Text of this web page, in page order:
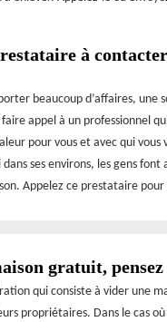
à
beaucoup d’affaires, une
appel à un professionnel
pour vous et avec qui vous
ses environs, les gens
Appelez ce prestataire
gratuit,
qui consiste à vider une
propriétaires. Dans le cas